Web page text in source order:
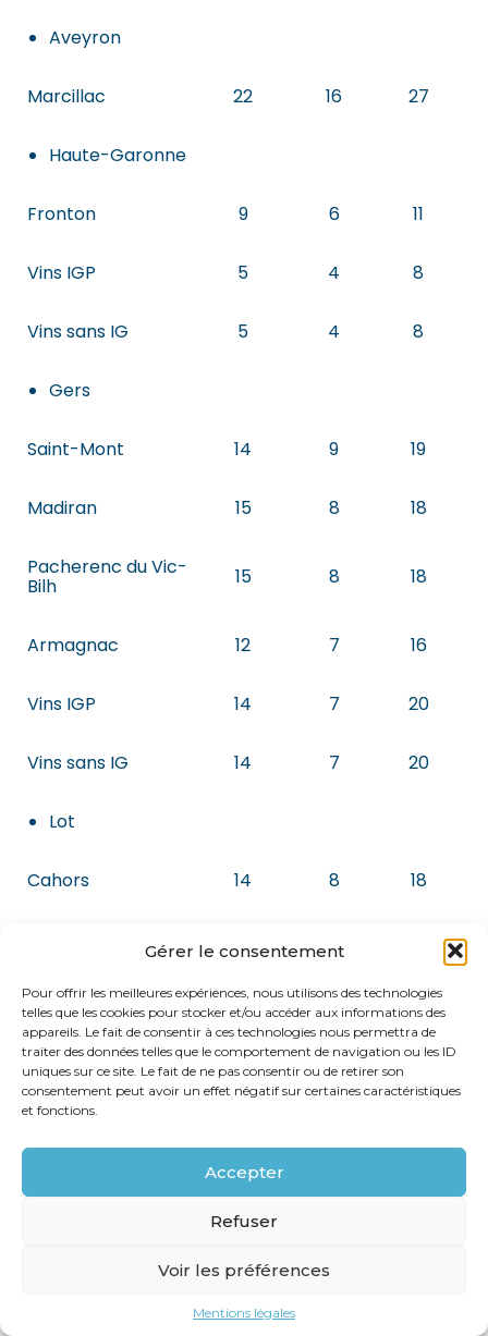
Gérer le consentement
Pour offrir les meilleures expériences, nous utilisons des technologies
telles que les cookies pour stocker et/ou accéder aux informations des
appareils. Le fait de consentir à ces technologies nous permettra de
traiter des données telles que le comportement de navigation ou les ID
uniques sur ce site. Le fait de ne pas consentir ou de retirer son
consentement peut avoir un effet négatif sur certaines caractéristiques
et fonctions.
Accepter
Refuser
Voir les préférences
Mentions légales
Aveyron
Marcillac 22 16 27
Haute-Garonne
Fronton 9 6 11
Vins IGP 5 4 8
Vins sans IG 5 4 8
Gers
Saint-Mont 14 9 19
Madiran 15 8 18
Pacherenc du Vic-
Bilh 15 8 18
Armagnac 12 7 16
Vins IGP 14 7 20
Vins sans IG 14 7 20
Lot
Cahors 14 8 18
7 6
Hautes-
Pyrénées
Madiran 15 8 15
Pacherenc du Vic- 15